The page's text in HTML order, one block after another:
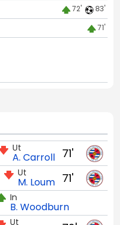
72' 83'
71'
71'
Ut
A. Carroll
71'
Ut
M. Loum
In
B. Woodburn
Ut